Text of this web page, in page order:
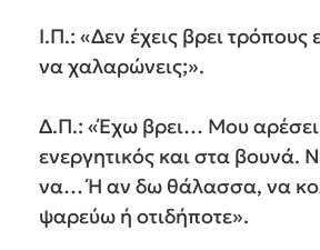
Ι.Π.: «Δεν έχεις βρει
να χαλαρώνεις;».
Δ.Π.: «Έχω βρει… Μου
ενεργητικός και στα βουνά.
να… Ή αν δω θάλασσα, να
ψαρεύω ή οτιδήποτε».